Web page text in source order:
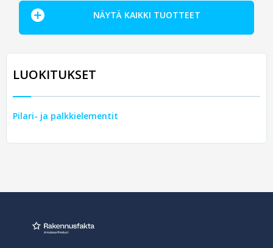
NÄYTÄ KAIKKI TUOTTEET
LUOKITUKSET
Pilari- ja palkkielementit